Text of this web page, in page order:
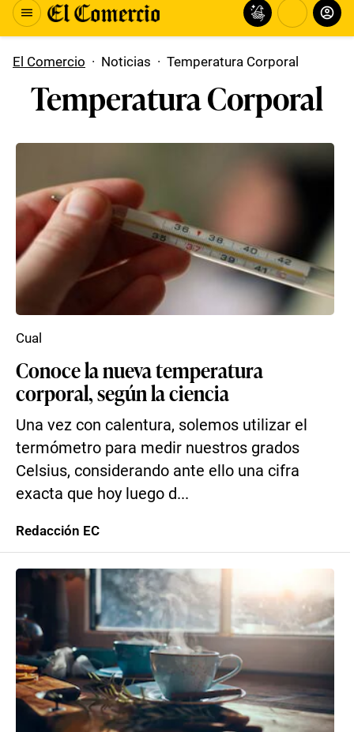
El Comercio · Noticias · Temperatura Corporal
Temperatura Corporal
Conoce la nueva temperatura
corporal, según la ciencia
Una vez con calentura, solemos utilizar el
termómetro para medir nuestros grados
Celsius, considerando ante ello una cifra
exacta que hoy luego d...
Cual
Redacción EC